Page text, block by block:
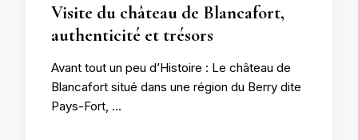
Visite du château de Blancafort,
authenticité et trésors
Avant tout un peu d’Histoire : Le château de
Blancafort situé dans une région du Berry dite
Pays-Fort, …